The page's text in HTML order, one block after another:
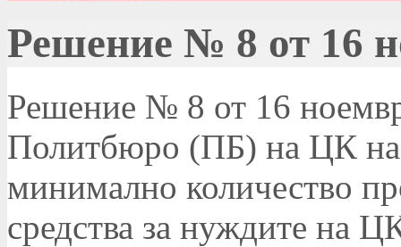
Решение № 8 от 16
Решение № 8 от 16
Политбюро (ПБ) на ЦК на
минимално количество
средства за нуждите на